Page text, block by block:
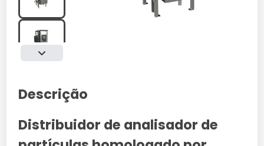
Descrição
Distribuidor de analisador de